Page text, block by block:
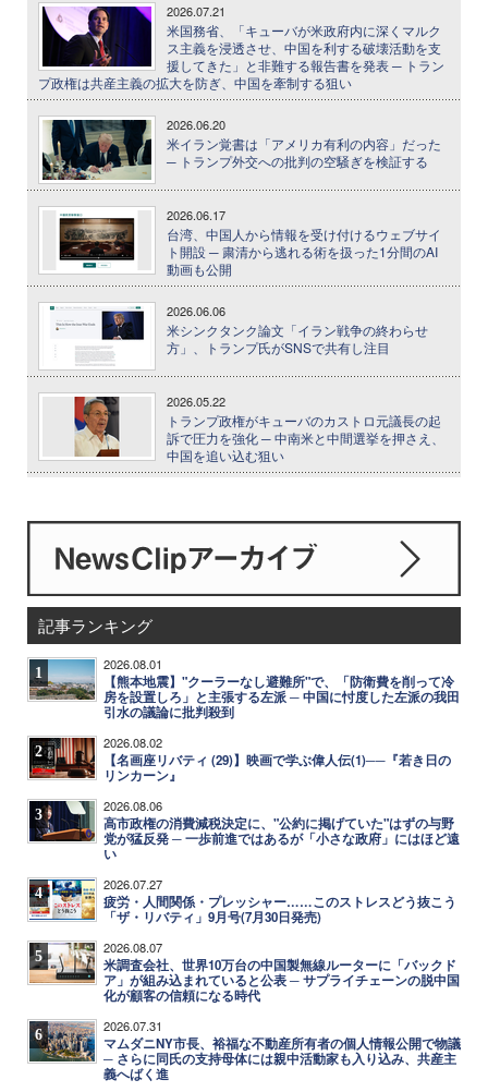
2026.07.21
米国務省、「キューバが米政府内に深くマルク
ス主義を浸透させ、中国を利する破壊活動を支
援してきた」と非難する報告書を発表 ─ トラン
プ政権は共産主義の拡大を防ぎ、中国を牽制する狙い
2026.06.20
米イラン覚書は「アメリカ有利の内容」だった
─ トランプ外交への批判の空騒ぎを検証する
2026.06.17
台湾、中国人から情報を受け付けるウェブサイ
ト開設 ─ 粛清から逃れる術を扱った1分間のAI
動画も公開
2026.06.06
米シンクタンク論文「イラン戦争の終わらせ
方」、トランプ氏がSNSで共有し注目
2026.05.22
トランプ政権がキューバのカストロ元議長の起
訴で圧力を強化 ─ 中南米と中間選挙を押さえ、
中国を追い込む狙い
記事ランキング
1 2026.08.01
【熊本地震】"クーラーなし避難所"で、「防衛費を削って冷
房を設置しろ」と主張する左派 ─ 中国に忖度した左派の我田
引水の議論に批判殺到
2 2026.08.02
【名画座リバティ (29)】映画で学ぶ偉人伝(1)──『若き日の
リンカーン』
3 2026.08.06
高市政権の消費減税決定に、"公約に掲げていた"はずの与野
党が猛反発 ─ 一歩前進ではあるが「小さな政府」にはほど遠
い
4 2026.07.27
疲労・人間関係・プレッシャー……このストレスどう抜こう
「ザ・リバティ」9月号(7月30日発売)
5 2026.08.07
米調査会社、世界10万台の中国製無線ルーターに「バックド
ア」が組み込まれていると公表 ─ サプライチェーンの脱中国
化が顧客の信頼になる時代
6 2026.07.31
マムダニNY市長、裕福な不動産所有者の個人情報公開で物議
─ さらに同氏の支持母体には親中活動家も入り込み、共産主
義へばく進